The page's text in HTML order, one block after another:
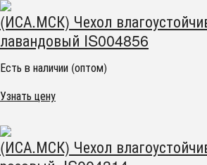
(ИСА.МСК) Чехол
лавандовый IS004856
Есть в наличии (оптом)
Узнать цену
(ИСА.МСК) Чехол